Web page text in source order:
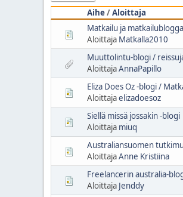
Aihe/Aloittaja
Matkailu ja
Aloittaja Matkalla2010
Muuttolintu-blogi /
AloittajaAnnaPapillo
Eliza Does Oz -blogi /
Aloittajaelizadoesoz
Siellä missä jossakin -blogi
Aloittaja miuq
Australiansuomen
AloittajaAnne Kristiina
Freelancerin australia-
Aloittaja Jenddy